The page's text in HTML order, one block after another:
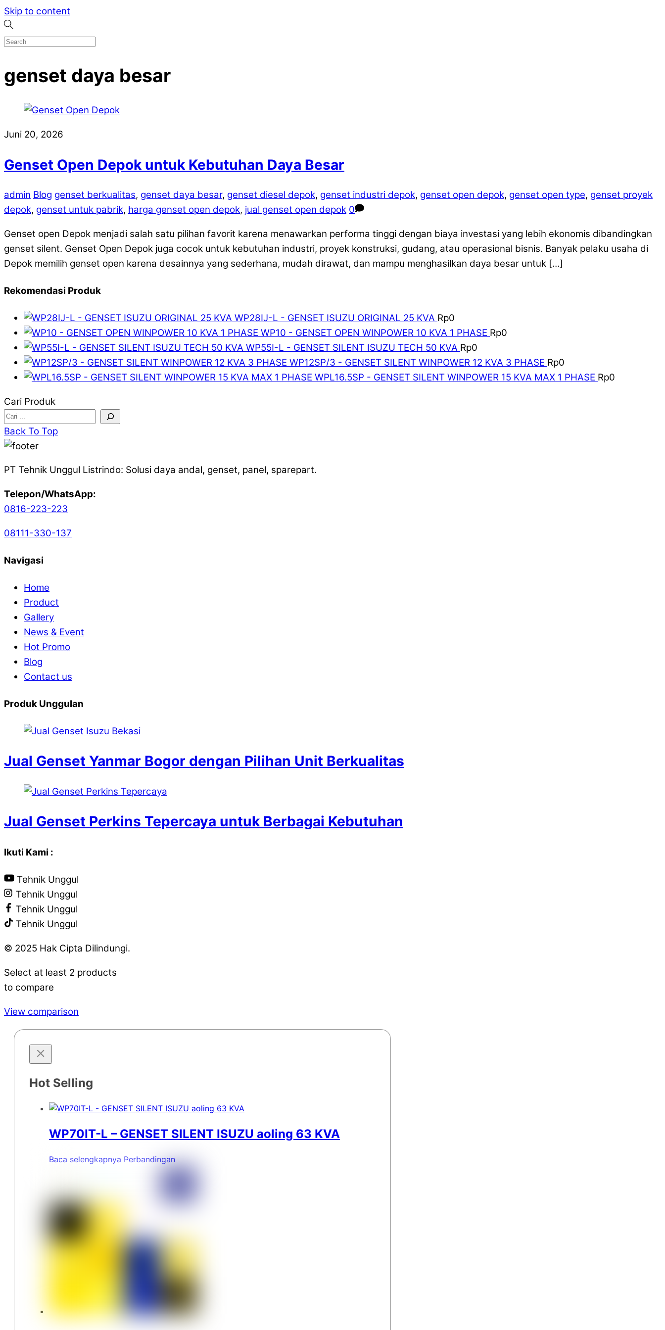
Skip to content
genset daya besar
Juni 20, 2026
Genset Open Depok untuk Kebutuhan Daya Besar
admin Blog genset berkualitas, genset daya besar, genset diesel depok, genset industri depok, genset open depok, genset open type, genset proyek
depok, genset untuk pabrik, harga genset open depok, jual genset open depok 0
Genset open Depok menjadi salah satu pilihan favorit karena menawarkan performa tinggi dengan biaya investasi yang lebih ekonomis dibandingkan
genset silent. Genset Open Depok juga cocok untuk kebutuhan industri, proyek konstruksi, gudang, atau operasional bisnis. Banyak pelaku usaha di
Depok memilih genset open karena desainnya yang sederhana, mudah dirawat, dan mampu menghasilkan daya besar untuk […]
Rekomendasi Produk
WP28IJ-L - GENSET ISUZU ORIGINAL 25 KVA Rp0
WP10 - GENSET OPEN WINPOWER 10 KVA 1 PHASE Rp0
WP55I-L - GENSET SILENT ISUZU TECH 50 KVA Rp0
WP12SP/3 - GENSET SILENT WINPOWER 12 KVA 3 PHASE Rp0
WPL16.5SP - GENSET SILENT WINPOWER 15 KVA MAX 1 PHASE Rp0
Cari Produk
Back To Top
PT Tehnik Unggul Listrindo: Solusi daya andal, genset, panel, sparepart.
Telepon/WhatsApp:
0816-223-223
08111-330-137
Navigasi
Home
Product
Gallery
News & Event
Hot Promo
Blog
Contact us
Produk Unggulan
Jual Genset Yanmar Bogor dengan Pilihan Unit Berkualitas
Jual Genset Perkins Tepercaya untuk Berbagai Kebutuhan
Ikuti Kami :
Tehnik Unggul
Tehnik Unggul
Tehnik Unggul
Tehnik Unggul
© 2025 Hak Cipta Dilindungi.
Select at least 2 products
to compare
View comparison
Hot Selling
WP70IT-L – GENSET SILENT ISUZU aoling 63 KVA
Baca selengkapnya Perbandingan